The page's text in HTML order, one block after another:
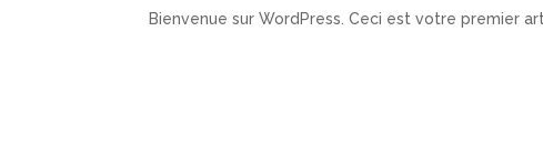
Bienvenue sur WordPress. Ceci est votre premier